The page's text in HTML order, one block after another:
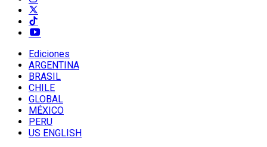
Ediciones
ARGENTINA
BRASIL
CHILE
GLOBAL
MÉXICO
PERU
US ENGLISH